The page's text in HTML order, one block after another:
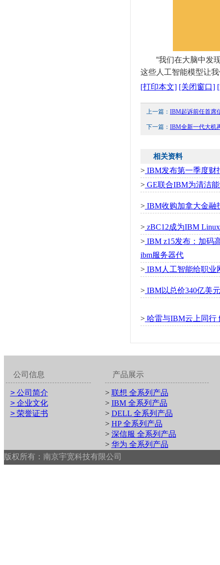
“我们在大脑中发现
这些人工智能模型让
[打印本文] [关闭窗口]
上一篇： IBM起诉前任首席
下一篇： IBM全新一代大机
相关资料
> IBM发布第一季度财
> GE联合IBM为清洁
> IBM收购加拿大金融
> zBC12成为IBM
> IBM z15发布：加码
ibm服务器代
> IBM人工智能给职业
> IBM以总价340亿美
> 哈雷与IBM云上同行
公司信息
> 公司简介
> 企业文化
> 荣誉证书
产品展示
> 联想 全系列产品
> IBM 全系列产品
> DELL 全系列产品
> HP 全系列产品
> 深信服 全系列产品
> 华为 全系列产品
版权所有：南京宇宽科技有限公司